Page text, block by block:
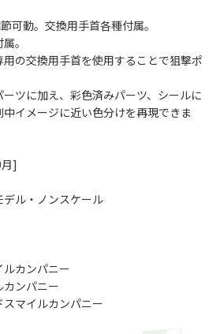
可動。交換用手首各種付属。
。
用の交換用手首を使用することで狙撃ポ
ーツに加え、彩色済みパーツ、シールに
イメージに近い色分けを再現できま
]
ル・ノンスケール
カンパニー
ンパニー
マイルカンパニー